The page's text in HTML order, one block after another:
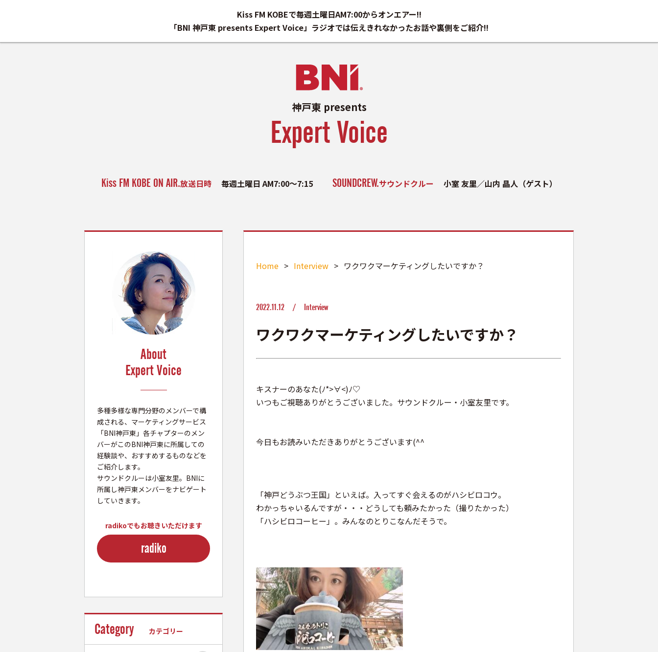
Kiss FM KOBEで毎週土曜日AM7:00からオンエアー!!
「BNI 神戸東 presents Expert Voice」ラジオでは伝えきれなかったお話や裏側をご紹介!!
神戸東 presents
Expert Voice
Kiss FM KOBE ON AIR.放送日時 毎週土曜日 AM7:00〜7:15 SOUNDCREW.サウンドクルー 小室 友里／山内 晶人（ゲスト）
Home > Interview > ワクワクマーケティングしたいですか？
2022.11.12 / Interview
ワクワクマーケティングしたいですか？
キスナーのあなた(ﾉ*>∀<)ﾉ♡
いつもご視聴ありがとうございました。サウンドクルー・小室友里です。
今日もお読みいただきありがとうございます(^^
「神戸どうぶつ王国」といえば。 入ってすぐ会えるのがハシビロコウ。
わかっちゃいるんですが・・・どうしても頼みたかった（撮りたかった）
「ハシビロコーヒー」。みんなのとりこなんだそうで。
About
Expert Voice
多種多様な専門分野のメンバーで構
成される、マーケティングサービス
「BNI神戸東」各チャプターのメン
バーがこのBNI神戸東に所属しての
経験談や、おすすめするものなどを
ご紹介します。
サウンドクルーは小室友里。BNIに
所属し神戸東メンバーをナビゲート
していきます。
radikoでもお聴きいただけます
radiko
Category カテゴリー